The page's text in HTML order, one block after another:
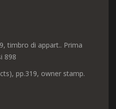
timbro di appart.. Prima
898
pp.319, owner stamp.